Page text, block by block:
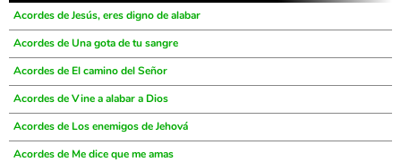
Acordes de Jesús, eres digno de alabar
Acordes de Una gota de tu sangre
Acordes de El camino del Señor
Acordes de Vine a alabar a Dios
Acordes de Los enemigos de Jehová
Acordes de Me dice que me amas